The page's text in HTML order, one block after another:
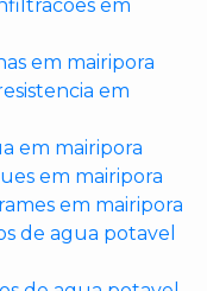
em
em mairipora
em
em mairipora
em mairipora
em mairipora
de agua potavel